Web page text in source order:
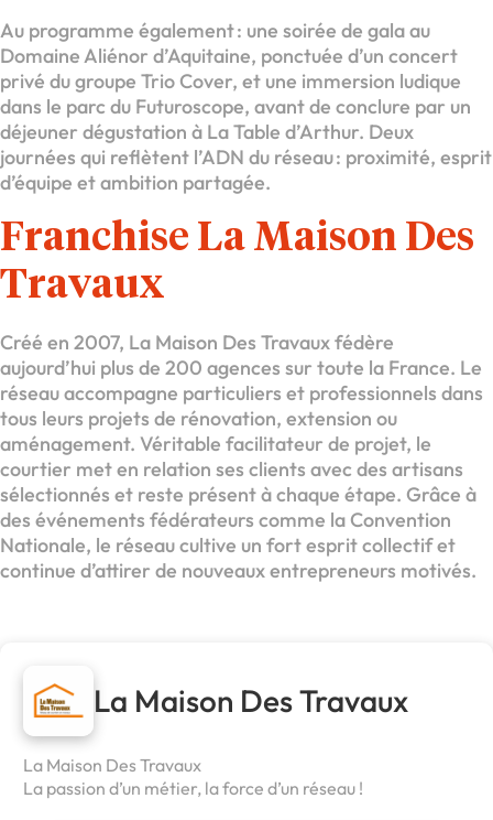
Au programme également : une soirée de gala au
Domaine Aliénor d’Aquitaine, ponctuée d’un concert
privé du groupe Trio Cover, et une immersion ludique
dans le parc du Futuroscope, avant de conclure par un
déjeuner dégustation à La Table d’Arthur. Deux
journées qui reflètent l’ADN du réseau : proximité, esprit
d’équipe et ambition partagée.
Franchise La Maison Des
Travaux
Créé en 2007, La Maison Des Travaux fédère
aujourd’hui plus de 200 agences sur toute la France. Le
réseau accompagne particuliers et professionnels dans
tous leurs projets de rénovation, extension ou
aménagement. Véritable facilitateur de projet, le
courtier met en relation ses clients avec des artisans
sélectionnés et reste présent à chaque étape. Grâce à
des événements fédérateurs comme la Convention
Nationale, le réseau cultive un fort esprit collectif et
continue d’attirer de nouveaux entrepreneurs motivés.
La Maison Des Travaux
La Maison Des Travaux
La passion d’un métier, la force d’un réseau !